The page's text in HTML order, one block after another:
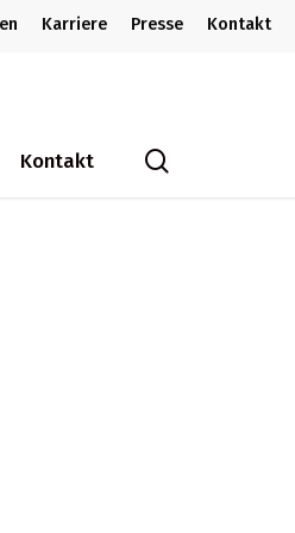
Karriere Presse Kontakt
Kontakt